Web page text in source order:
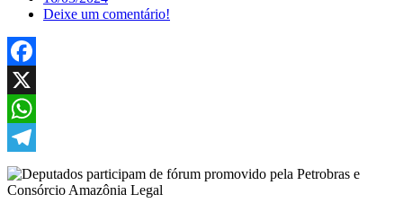
Deixe um comentário!
Facebook
X
WhatsApp
Telegram